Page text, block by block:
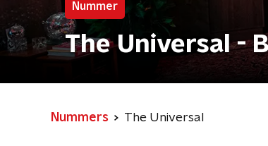
Nummer
The Universal -
Nummers The Universal